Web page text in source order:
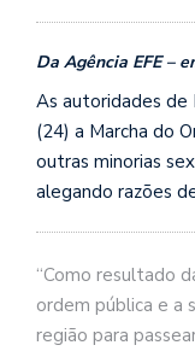
Da Agência EFE –
As autoridades de
(24) a Marcha do
outras minorias
alegando razões
“Como resultado
ordem pública e a
região para